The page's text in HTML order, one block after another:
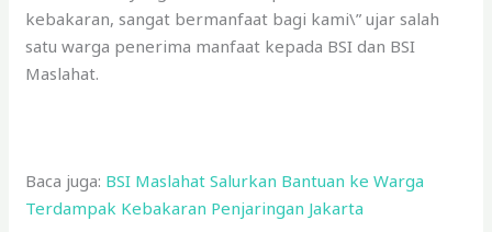
kebakaran, sangat bermanfaat bagi kami\” ujar salah
satu warga penerima manfaat kepada BSI dan BSI
Maslahat.
Baca juga: BSI Maslahat Salurkan Bantuan ke Warga
Terdampak Kebakaran Penjaringan Jakarta